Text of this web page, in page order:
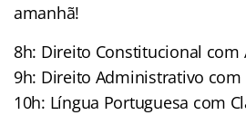
amanhã!
8h: Direito Constitucional com
9h: Direito Administrativo com
10h: Língua Portuguesa com